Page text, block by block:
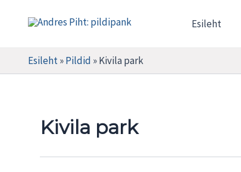
Esileht
Esileht»Pildid »Kivila park
Kivila park